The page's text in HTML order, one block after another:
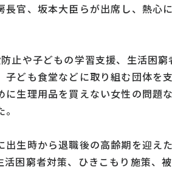
官、坂本大臣らが出席し、熱心
止や子どもの学習支援、生活困窮
ども食堂などに取り組む団体を
生理用品を買えない女性の問題
生時から退職後の高齢期を迎え
困窮者対策、ひきこもり施策、